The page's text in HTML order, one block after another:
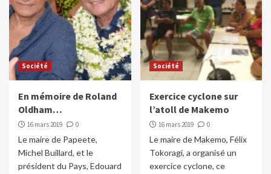
Société
En mémoire de Roland
Oldham…
16 mars 2019 0
Le maire de Papeete,
Michel Buillard, et le
président du Pays, Edouard
Société
Exercice cyclone sur
l’atoll de Makemo
16 mars 2019 0
Le maire de Makemo, Félix
Tokoragi, a organisé un
exercice cyclone, ce